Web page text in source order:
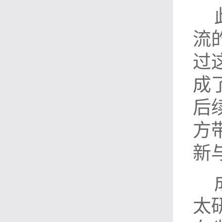
流
过
成
后
方
新
太